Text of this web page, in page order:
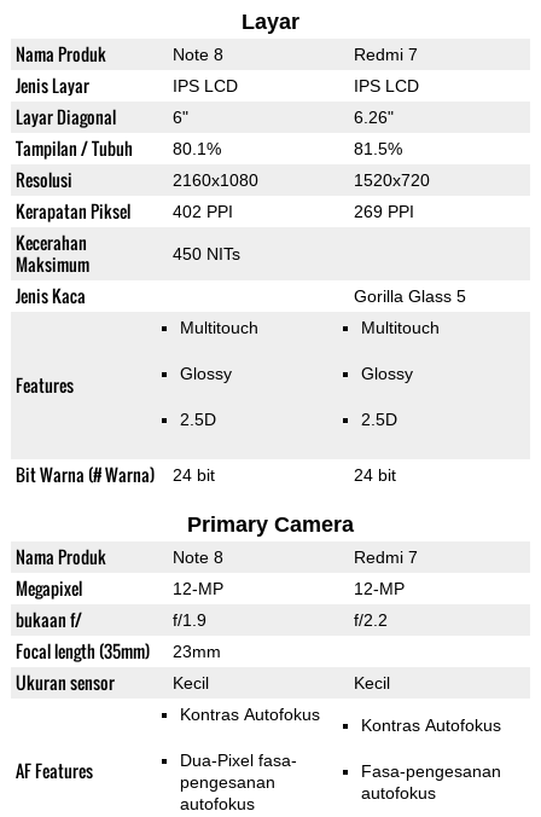
Layar
Nama Produk Note 8 Redmi 7
Jenis Layar IPS LCD IPS LCD
Layar Diagonal 6" 6.26"
Tampilan / Tubuh 80.1% 81.5%
Resolusi 2160x1080 1520x720
Kerapatan Piksel 402 PPI 269 PPI
Kecerahan
Maksimum
450 NITs
Jenis Kaca Gorilla Glass 5
Features
Multitouch
Glossy
2.5D
Multitouch
Glossy
2.5D
Bit Warna (# Warna) 24 bit 24 bit
Primary Camera
Nama Produk Note 8 Redmi 7
Megapixel 12-MP 12-MP
bukaan f/ f/1.9 f/2.2
Focal length (35mm) 23mm
Ukuran sensor Kecil Kecil
AF Features
Kontras Autofokus
Dua-Pixel fasa-
pengesanan
autofokus
Kontras Autofokus
Fasa-pengesanan
autofokus